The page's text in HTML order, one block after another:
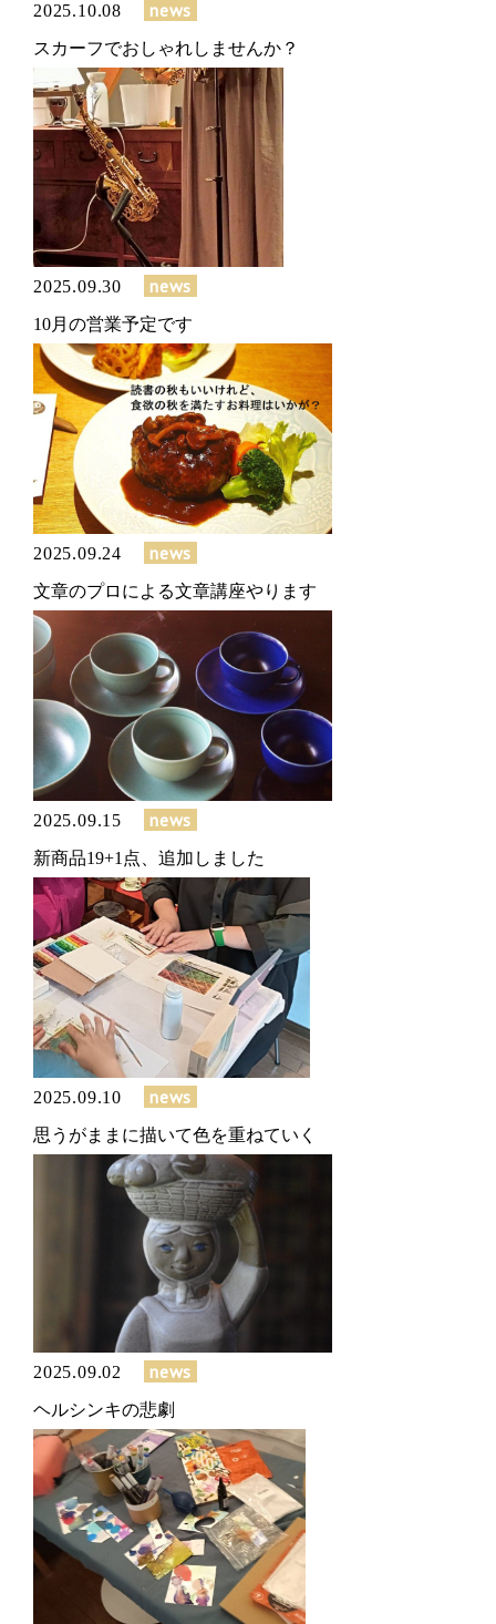
2025.10.08 news
スカーフでおしゃれしませんか？
2025.09.30 news
10月の営業予定です
2025.09.24 news
文章のプロによる文章講座やります
2025.09.15 news
新商品19+1点、追加しました
2025.09.10 news
思うがままに描いて色を重ねていく
2025.09.02 news
ヘルシンキの悲劇